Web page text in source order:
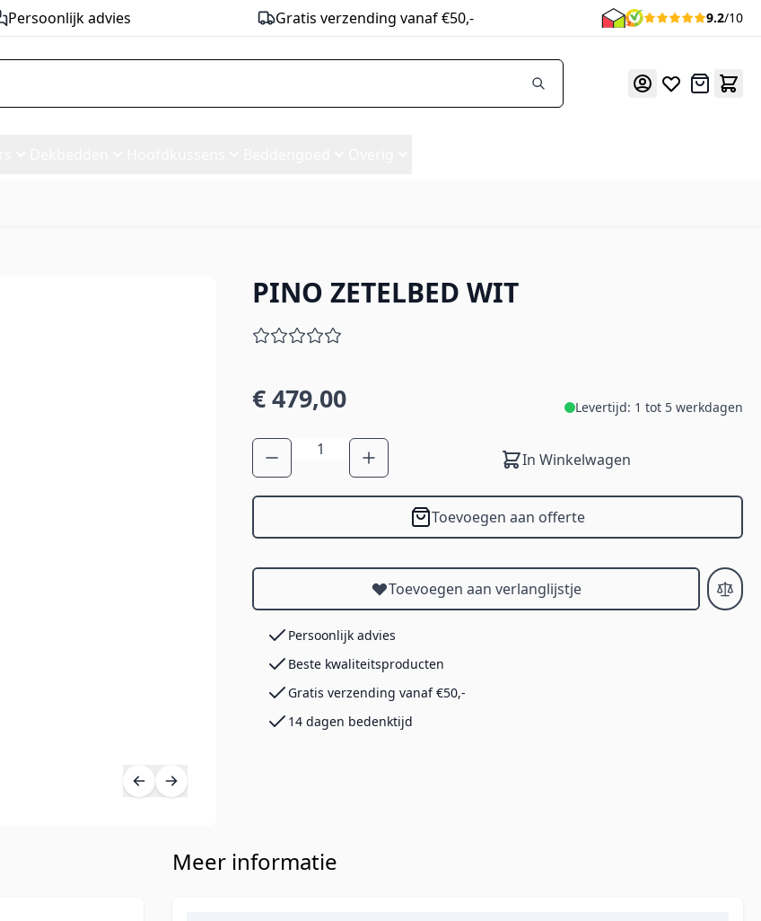
Persoonlijk advies Gratis verzending vanaf €50,- 9.2/10
Offerte
PINO ZETELBED WIT
€ 479,00 Levertijd: 1 tot 5 werkdagen
Aantal
In Winkelwagen
Toevoegen aan offerte
Toevoegen aan verlanglijstje
Persoonlijk advies
Beste kwaliteitsproducten
Gratis verzending vanaf €50,-
14 dagen bedenktijd
Meer informatie